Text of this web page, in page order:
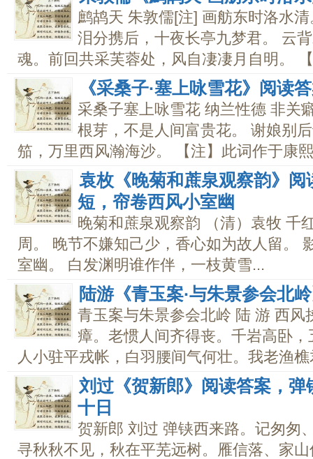
鹧鸪天 朱敦儒[注] 画舫东时洛水
泪分携后，十夜长亭九梦君。 云
魂。前回共采芙蓉处，风自凄凄月自明。
《采桑子·塞上咏雪花》阅读
采桑子塞上咏雪花 纳兰性德 非关
根芽，不是人间富贵花。 谢娘别
笳，万里西风瀚海沙。 【注】此词作于康
袁枚《晚菊和蔗泉观察韵》
短，帘卷西风小室幽
晚菊和蔗泉观察韵 （清）袁牧 千
周。 晚节不嫌知己少，香心如为故人留。
室幽。 白发渊明谁作伴，一枝黄雪...
陆游《青玉案·与朱景参会北
青玉案与朱景参会北岭 陆 游 西风
瘴。老惯人间齐得丧。千岩高卧
人小驻平戎帐，白羽腰间气何壮。我老渔樵
刘过《贺新郎》阅读答案，
十日
贺新郎 刘过 弹铗西来路。记匆匆
寻秋秋不见，秋在平芜远树。雁信落、家